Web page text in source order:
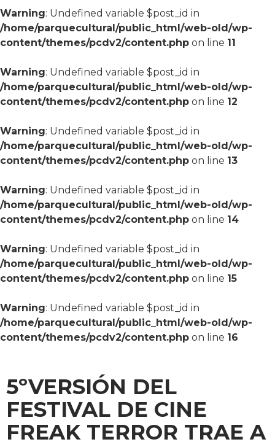
Warning: Undefined variable $post_id in
content/themes/pcdv2/content.php on line
Warning: Undefined variable $post_id in
content/themes/pcdv2/content.php on line
Warning: Undefined variable $post_id in
content/themes/pcdv2/content.php on line
Warning: Undefined variable $post_id in
content/themes/pcdv2/content.php on line
Warning: Undefined variable $post_id in
content/themes/pcdv2/content.php on line
Warning: Undefined variable $post_id in
Warning: Undefined variable $post_id in
/home/parquecultural/public_html/web-old/wp-
content/themes/pcdv2/content.phpon line 16